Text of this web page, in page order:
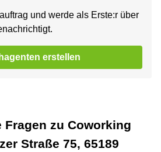
und werde als Erste:r über
erstellen
Fragen zu Coworking
Straße 75, 65189